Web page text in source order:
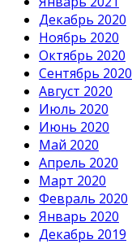
Декабрь 2020
Ноябрь 2020
Октябрь 2020
Сентябрь 2020
Август 2020
Июль 2020
Июнь 2020
Май 2020
Апрель 2020
Март 2020
Февраль 2020
Январь 2020
Декабрь 2019